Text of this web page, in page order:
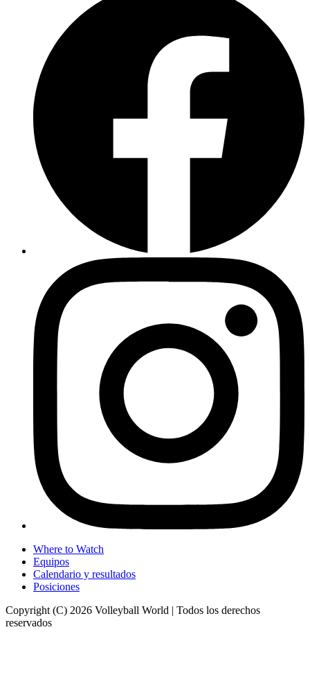
Where to Watch
Equipos
Calendario y resultados
Posiciones
Copyright (C) 2026 Volleyball World | Todos los derechos
reservados